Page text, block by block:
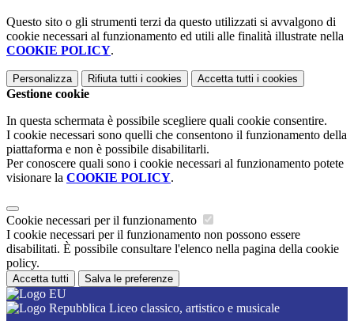
Questo sito o gli strumenti terzi da questo utilizzati si avvalgono di
cookie necessari al funzionamento ed utili alle finalità illustrate nella
COOKIE POLICY.
Personalizza Rifiuta tutti i cookies Accetta tutti i cookies
Gestione cookie
In questa schermata è possibile scegliere quali cookie consentire.
I cookie necessari sono quelli che consentono il funzionamento della
piattaforma e non è possibile disabilitarli.
Per conoscere quali sono i cookie necessari al funzionamento potete
visionare la COOKIE POLICY.
Cookie necessari per il funzionamento
I cookie necessari per il funzionamento non possono essere
disabilitati. È possibile consultare l'elenco nella pagina della cookie
policy.
Accetta tutti Salva le preferenze
Liceo classico, artistico e musicale